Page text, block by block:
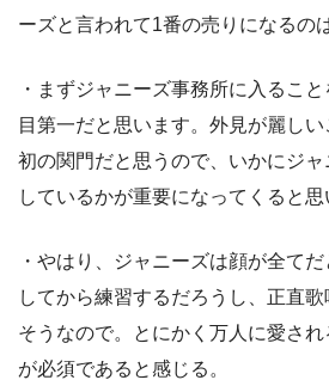
ーズと言われて1番の売りになるの
・まずジャニーズ事務所に入るこ
目第一だと思います。外見が麗し
初の関門だと思うので、いかにジ
しているかが重要になってくると思
・やはり、ジャニーズは顔が全て
してから練習するだろうし、正直
そうなので。とにかく万人に愛さ
が必須であると感じる。